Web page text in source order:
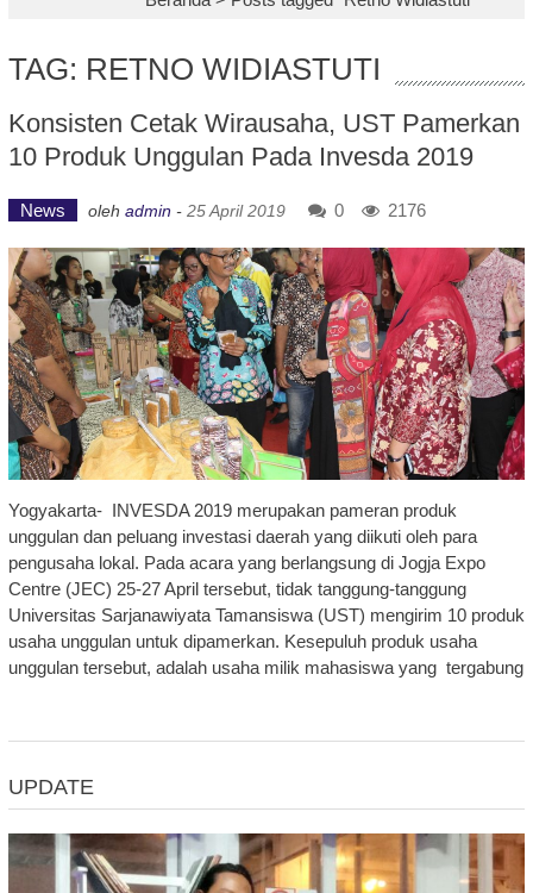
TAG: RETNO WIDIASTUTI
Konsisten Cetak Wirausaha, UST Pamerkan
10 Produk Unggulan Pada Invesda 2019
News oleh admin - 25 April 2019 0 2176
Yogyakarta- INVESDA 2019 merupakan pameran produk
unggulan dan peluang investasi daerah yang diikuti oleh para
pengusaha lokal. Pada acara yang berlangsung di Jogja Expo
Centre (JEC) 25-27 April tersebut, tidak tanggung-tanggung
Universitas Sarjanawiyata Tamansiswa (UST) mengirim 10 produk
usaha unggulan untuk dipamerkan. Kesepuluh produk usaha
unggulan tersebut, adalah usaha milik mahasiswa yang tergabung
UPDATE